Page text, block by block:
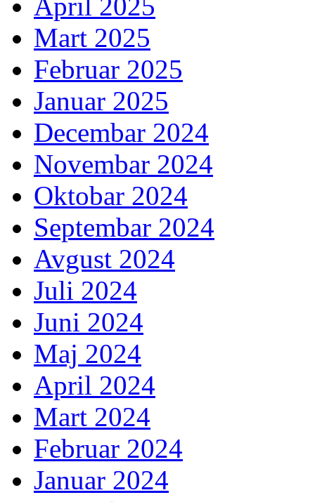
Mart 2025
Februar 2025
Januar 2025
Decembar 2024
Novembar 2024
Oktobar 2024
Septembar 2024
Avgust 2024
Juli 2024
Juni 2024
Maj 2024
April 2024
Mart 2024
Februar 2024
Januar 2024